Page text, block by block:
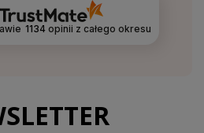
1134opinii z całego okresu